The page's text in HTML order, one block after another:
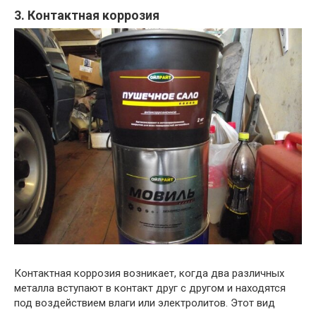
3. Контактная коррозия
Контактная коррозия возникает, когда два различных
металла вступают в контакт друг с другом и находятся
под воздействием влаги или электролитов. Этот вид